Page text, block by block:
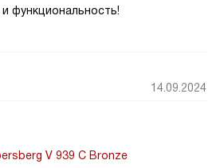
функциональность!
14.09.2024
V 939 C Bronze